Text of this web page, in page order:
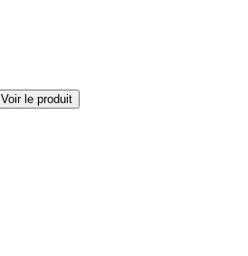
Voir le produit